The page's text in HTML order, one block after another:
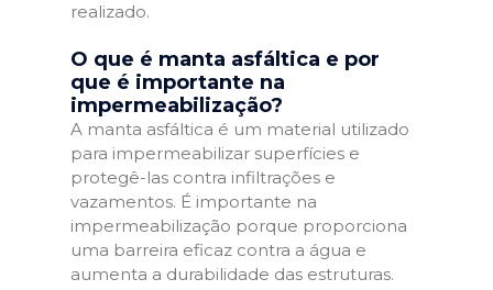
realizado.
O que é manta asfáltica e por
que é importante na
impermeabilização?
A manta asfáltica é um material utilizado
para impermeabilizar superfícies e
protegê-las contra infiltrações e
vazamentos. É importante na
impermeabilização porque proporciona
uma barreira eficaz contra a água e
aumenta a durabilidade das estruturas.